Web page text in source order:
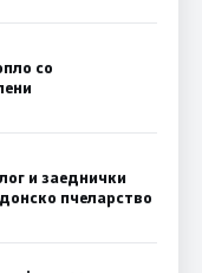
со
и заеднички
пчеларство